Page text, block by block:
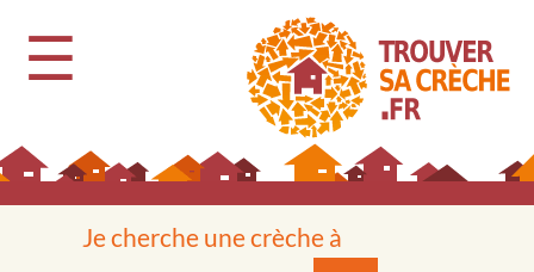
☰
Je cherche une crèche à